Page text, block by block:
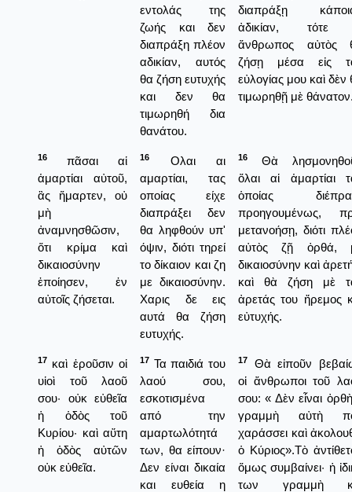
εντολάς της
ζωής και δεν
διαπράξη πλέον
αδικίαν, αυτός
θα ζήση ευτυχής
και δεν θα
τιμωρηθή δια
θανάτου.
διαπράξῃ
ἀδικίαν, τότε
ἄνθρωπος αὐτὸς
ζήσῃ μέσα εἰς
εὐλογίας μου καὶ δὲν
τιμωρηθῇ μὲ
16
πᾶσαι αἱ
ἁμαρτίαι αὐτοῦ,
ἃς ἥμαρτεν, οὐ
μὴ
ἀναμνησθῶσιν,
ὅτι κρίμα καὶ
δικαιοσύνην
ἐποίησεν, ἐν
αὐτοῖς ζήσεται.
16
Ολαι αι
αμαρτίαι, τας
οποίας είχε
διαπράξει δεν
θα ληφθούν υπ'
όψιν, διότι τηρεί
το δίκαιον και ζη
με δικαιοσύνην.
Χαρις δε εις
αυτά θα ζήση
ευτυχής.
16
Θὰ
ὅλαι αἱ ἁμαρτίαι
ὁποίας
προηγουμένως,
μετανοήσῃ, διότι
αὐτὸς ζῇ ὀρθά,
δικαιοσύνην καὶ
καὶ θὰ ζήση μὲ
ἀρετάς του ἤρεμος
εὐτυχής.
17 καὶ ἐροῦσιν οἱ
υἱοὶ τοῦ λαοῦ
σου· οὐκ εὐθεῖα
ἡ ὁδὸς τοῦ
Κυρίου· καὶ αὕτη
ἡ ὁδὸς αὐτῶν
οὐκ εὐθεῖα.
17 Τα παιδιά του
λαού σου,
εσκοτισμένα
από την
αμαρτωλότητά
των, θα είπουν·
Δεν είναι δικαία
και ευθεία η
17
Θὰ εἰποῦν
οἱ ἄνθρωποι τοῦ
σου: « Δὲν εἶναι
γραμμὴ αὐτὴ
χαράσσει καὶ
ὁ Κύριος».Τὸ
ὅμως συμβαίνει· ἡ
των γραμμὴ